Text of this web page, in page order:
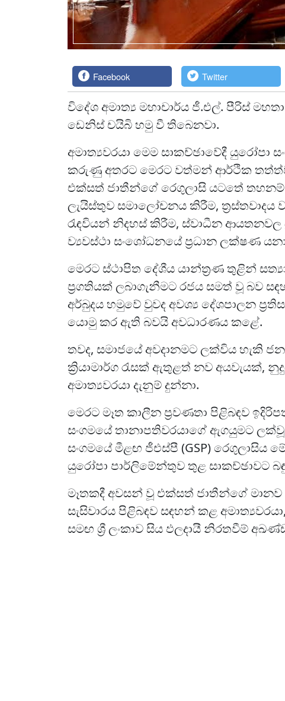
Facebook Twitter
විදේශ අමාත්‍ය මහාචාර්ය ජී.එල්. පීරිස්
ඩෙනිස් චයිබි හමු වී තිබෙනවා.
අමාත්‍යවරයා මෙම සාකච්ඡාවේදී යුරෝපා
කරුණු අතරට මෙරට වත්මන් ආර්ථික තත්ත්වය
එක්සත් ජාතීන්ගේ රෙගුලාසි යටතේ
ලැයිස්තුව සමාලෝචනය කිරීම, ත්‍රස්තවාදය
රැඳවියන් නිදහස් කිරීම, ස්වාධීන
ව්‍යවස්ථා සංශෝධනයේ ප්‍රධාන ලක්ෂණ
මෙරට ස්ථාපිත දේශීය යාන්ත්‍රණ තුළින්
ප්‍රගතියක් ලබාගැනීමට රජය සමත් වූ බව
අර්බුදය හමුවේ වුවද අවශ්‍ය දේශපාලන
යොමු කර ඇති බවයි අවධාරණය කළේ.
තවද, සමාජයේ අවදානමට ලක්විය හැකි
ක්‍රියාමාර්ග රැසක් ඇතුළත් නව අයවැයක්,
අමාත්‍යවරයා දැනුම් දුන්නා.
මෙරට මෑත කාලීන ප්‍රවණතා පිළිබඳව
සංගමයේ තානාපතිවරයාගේ ඇගයුමට ලක්වූ
සංගමයේ මීළඟ ජීඑස්පී (GSP) රෙගුලාසිය
යුරෝපා පාර්ලිමේන්තුව තුළ සාකච්ඡාවට
මෑතකදී අවසන් වූ එක්සත් ජාතීන්ගේ
සැසිවාරය පිළිබඳව සඳහන් කළ
සමඟ ශ්‍රී ලංකාව සිය ඵලදායී නිරතවීම්